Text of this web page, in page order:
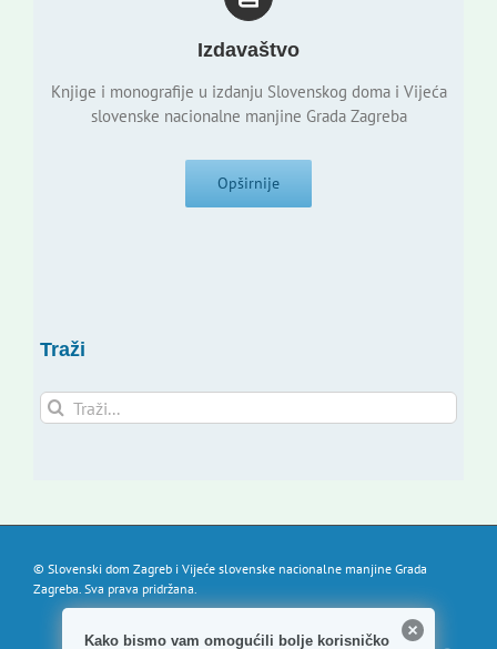
Izdavaštvo
Knjige i monografije u izdanju Slovenskog doma i Vijeća
slovenske nacionalne manjine Grada Zagreba
Opširnije
Traži
Traži...
© Slovenski dom Zagreb i Vijeće slovenske nacionalne manjine Grada
Zagreba. Sva prava pridržana.
Kako bismo vam omogućili bolje korisničko